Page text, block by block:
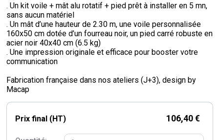
. Un kit voile + mât alu rotatif + pied prêt à installer en 5 mn,
sans aucun matériel
. Un mât d’une hauteur de 2.30 m, une voile personnalisée
160x50 cm dotée d’un fourreau noir, un pied carré robuste en
acier noir 40x40 cm (6.5 kg)
. Une impression originale et efficace pour booster votre
communication
Fabrication française dans nos ateliers (J+3), design by
Macap
Prix final (HT) 106,40 €